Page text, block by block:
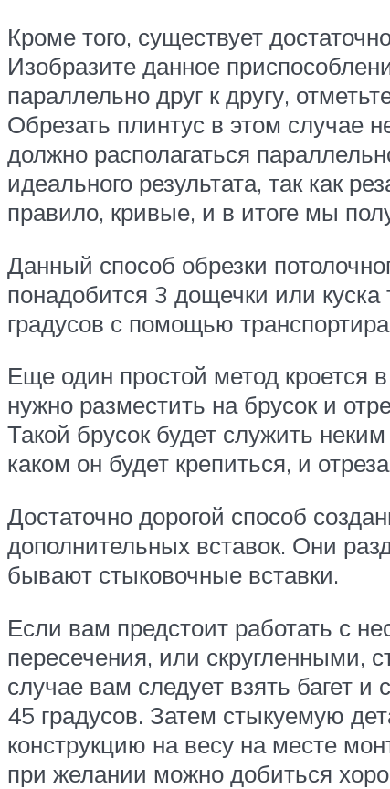
Кроме того, существует
Изобразите данное
параллельно друг к другу,
Обрезать плинтус в этом случае
должно располагаться
идеального результата, так как
правило, кривые, и в итоге мы
Данный способ обрезки
понадобится 3 дощечки или
градусов с помощью
Еще один простой метод кроется
нужно разместить на брусок и
Такой брусок будет служить
каком он будет крепиться, и
Достаточно дорогой способ
дополнительных вставок. Они
бывают стыковочные вставки.
Если вам предстоит работать с
пересечения, или скругленными,
случае вам следует взять багет и
45 градусов. Затем стыкуемую
конструкцию на весу на месте
при желании можно добиться